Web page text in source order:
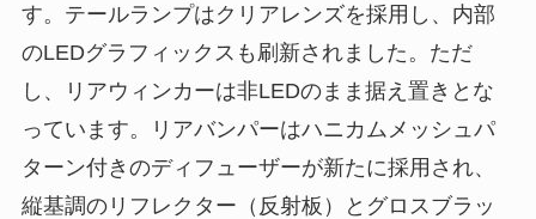
す。テールランプはクリアレンズを採用し、内部
のLEDグラフィックスも刷新されました。ただ
し、リアウィンカーは非LEDのまま据え置きとな
っています。リアバンパーはハニカムメッシュパ
ターン付きのディフューザーが新たに採用され、
縦基調のリフレクター（反射板）とグロスブラッ